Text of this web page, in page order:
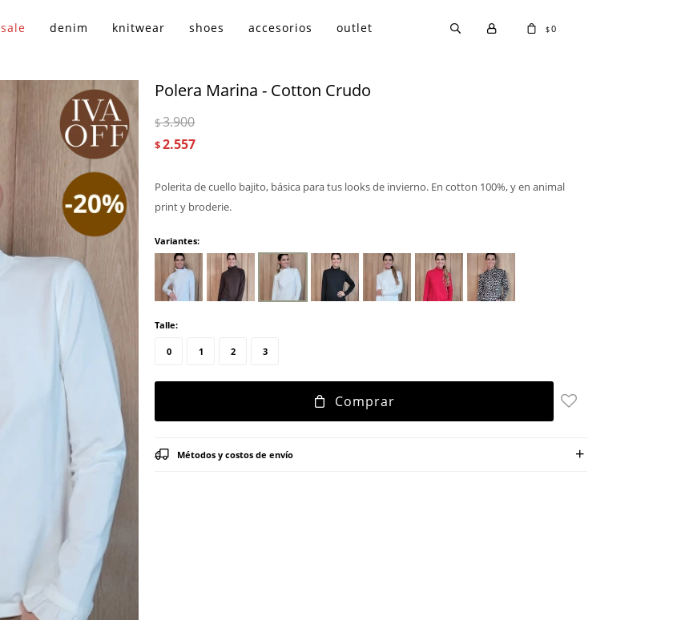
sale denim knitwear shoes accesorios outlet $0
Polera Marina - Cotton Crudo
$2.557
$3.900
Polerita de cuello bajito, básica para tus looks de invierno. En cotton 100%, y en animal
print y broderie.
Variantes:
Talle:
0 1 2 3
Comprar
Métodos y costos de envío